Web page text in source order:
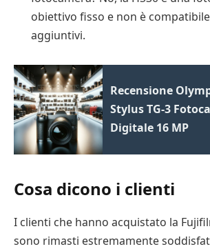
obiettivo fisso e non è
aggiuntivi.
Recensione
Stylus TG-3
Digitale 16 MP
Cosa dicono i clienti
I clienti che hanno acquistato la
sono rimasti estremamente